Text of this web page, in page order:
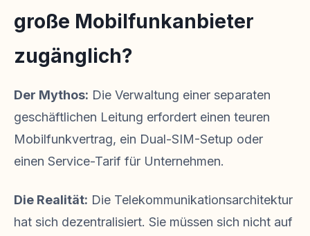
große Mobilfunkanbieter
zugänglich?
Der Mythos: Die Verwaltung einer separaten
geschäftlichen Leitung erfordert einen teuren
Mobilfunkvertrag, ein Dual-SIM-Setup oder
einen Service-Tarif für Unternehmen.
Die Realität: Die Telekommunikationsarchitektur
hat sich dezentralisiert. Sie müssen sich nicht auf